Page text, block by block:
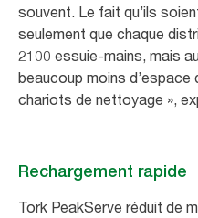
souvent. Le fait qu’ils
seulement que chaque
2100 essuie-mains, mais
beaucoup moins d’espace
chariots de nettoyage »,
Rechargement rapide
Tork PeakServe réduit de